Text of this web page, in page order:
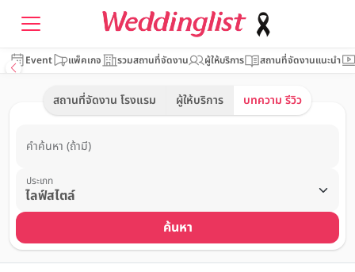
Event แพ็คเกจ รวมสถานที่จัดงาน ผู้ให้บริการ สถานที่จัดงานแนะนำ
สถานที่จัดงาน โรงแรม ผู้ให้บริการ บทความ รีวิว
คำค้นหา (ถ้ามี)
ประเภท
ค้นหา